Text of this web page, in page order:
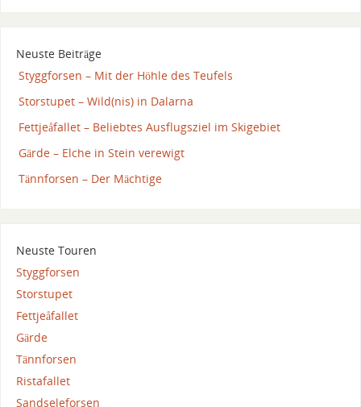
Neuste Beiträge
Styggforsen – Mit der Höhle des Teufels
Storstupet – Wild(nis) in Dalarna
Fettjeåfallet – Beliebtes Ausflugsziel im Skigebiet
Gärde – Elche in Stein verewigt
Tännforsen – Der Mächtige
Neuste Touren
Styggforsen
Storstupet
Fettjeåfallet
Gärde
Tännforsen
Ristafallet
Sandseleforsen